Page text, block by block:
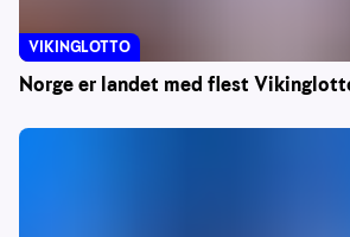
Norge er landet med flest
VIKINGLOTTO